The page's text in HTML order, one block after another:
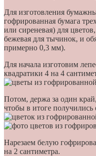
Для изготовления
гофрированная бумага
или сиреневая) для
бежевая для тычинок, и
примерно 0,3 мм).
Для начала изготовим
квадратики 4 на 4
Потом, держа за один
чтобы в итоге получились
Нарезаем белую
на 2 сантиметра.